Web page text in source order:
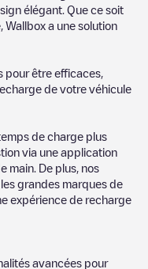
élégant. Que ce soit
Wallbox a une solution
pour être efficaces,
de votre véhicule
de charge plus
via une application
main. De plus, nos
grandes marques de
expérience de recharge
avancées pour